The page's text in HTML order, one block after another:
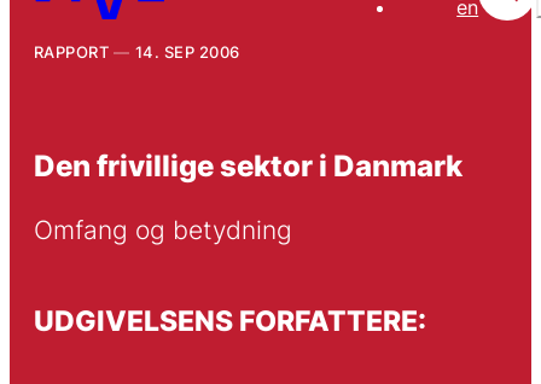
en
RAPPORT 14. SEP 2006
Den frivillige sektor i Danmark
Omfang og betydning
UDGIVELSENS FORFATTERE: